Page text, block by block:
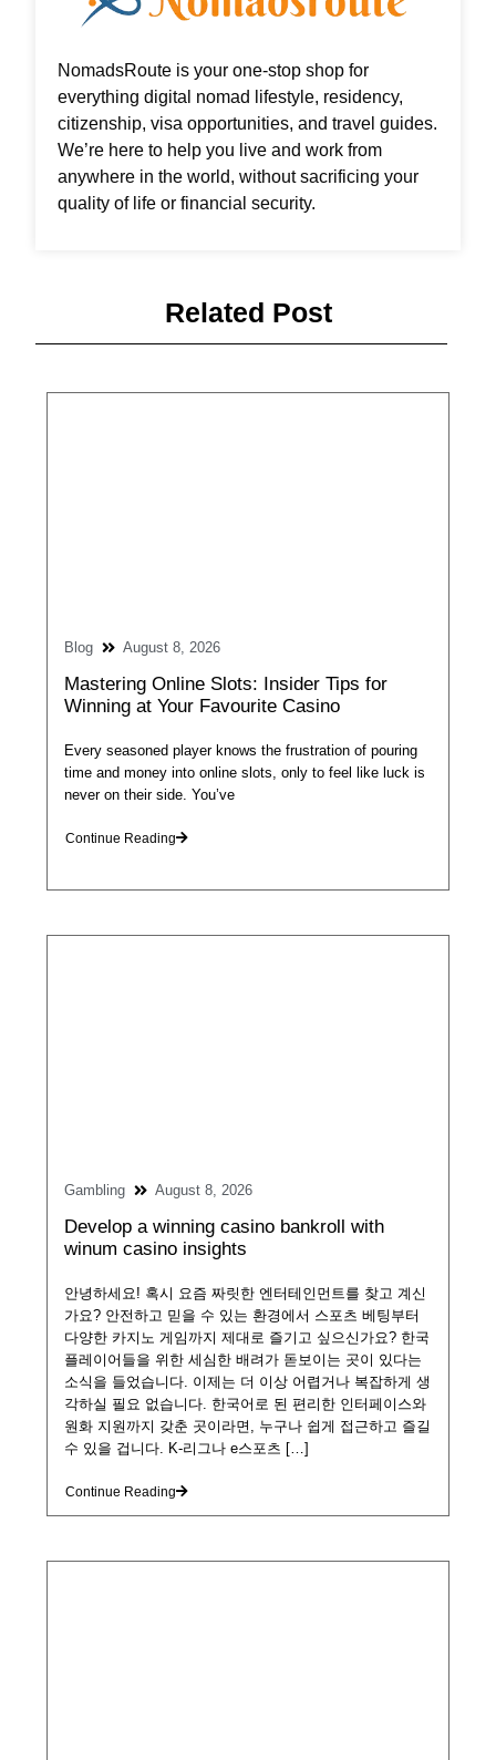
NomadsRoute is your one-stop shop for
everything digital nomad lifestyle, residency,
citizenship, visa opportunities, and travel guides.
We’re here to help you live and work from
anywhere in the world, without sacrificing your
quality of life or financial security.
Related Post
Blog August 8, 2026
Mastering Online Slots: Insider Tips for
Winning at Your Favourite Casino
Every seasoned player knows the frustration of pouring
time and money into online slots, only to feel like luck is
never on their side. You’ve
Continue Reading
Gambling August 8, 2026
Develop a winning casino bankroll with
winum casino insights
안녕하세요! 혹시 요즘 짜릿한 엔터테인먼트를 찾고 계신
가요? 안전하고 믿을 수 있는 환경에서 스포츠 베팅부터
다양한 카지노 게임까지 제대로 즐기고 싶으신가요? 한국
플레이어들을 위한 세심한 배려가 돋보이는 곳이 있다는
소식을 들었습니다. 이제는 더 이상 어렵거나 복잡하게 생
각하실 필요 없습니다. 한국어로 된 편리한 인터페이스와
원화 지원까지 갖춘 곳이라면, 누구나 쉽게 접근하고 즐길
수 있을 겁니다. K-리그나 e스포츠 […]
Continue Reading